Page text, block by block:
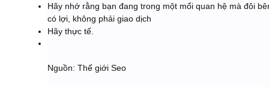
Hãy nhớ rằng bạn đang trong một mối quan hệ mà đôi
có lợi, không phải giao dịch
Hãy thực tế.
Nguồn: Thế giới Seo